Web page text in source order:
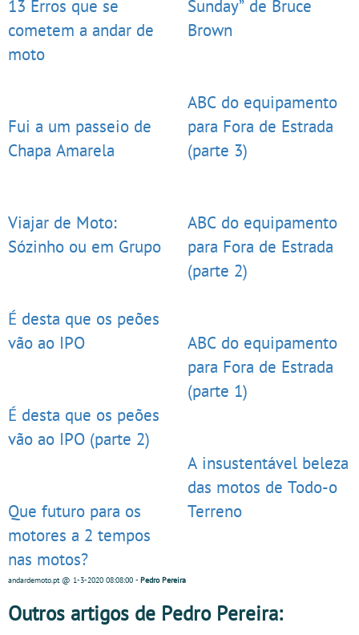
13 Erros que se
cometem a andar de
moto
Fui a um passeio de
Chapa Amarela
Viajar de Moto:
Sózinho ou em Grupo
É desta que os peões
vão ao IPO
É desta que os peões
vão ao IPO (parte 2)
Que futuro para os
motores a 2 tempos
nas motos?
Sunday” de Bruce
Brown
ABC do equipamento
para Fora de Estrada
(parte 3)
ABC do equipamento
para Fora de Estrada
(parte 2)
ABC do equipamento
para Fora de Estrada
(parte 1)
A insustentável beleza
das motos de Todo-o
Terreno
andardemoto.pt@ 1-3-2020 08:08:00 - Pedro Pereira
Outros artigos de Pedro Pereira: